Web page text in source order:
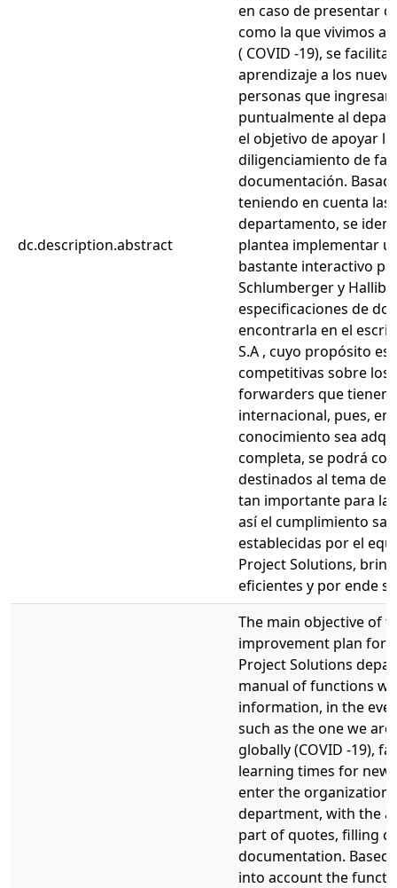
dc.description.abstract
en caso de presentar
como la que vivimos
( COVID -19), se
aprendizaje a los
personas que
puntualmente al
el objetivo de apoyar
diligenciamiento de
documentación.
teniendo en cuenta las
departamento, se
plantea implementar
bastante interactivo
Schlumberger y
especificaciones de
encontrarla en el
S.A , cuyo propósito
competitivas sobre
forwarders que tienen
internacional, pues,
conocimiento sea
completa, se podrá
destinados al tema de
tan importante para la
así el cumplimiento
establecidas por el
Project Solutions,
eficientes y por ende
The main objective of
improvement plan for
Project Solutions
manual of functions
information, in the
such as the one we
globally (COVID -19),
learning times for
enter the
department, with the
part of quotes, filling
documentation. Based
into account the